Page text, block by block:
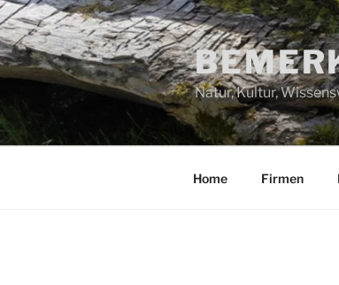
Zum
Inhalt
springen
Natur, Kultur,
Home Firmen